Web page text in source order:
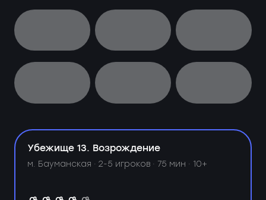
Убежище 13. Возрождение
м. Бауманская ·2-5 игроков · 75 мин · 10+